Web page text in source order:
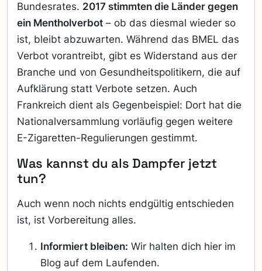
Bundesrates. 2017 stimmten die Länder gegen
ein Mentholverbot – ob das diesmal wieder so
ist, bleibt abzuwarten. Während das BMEL das
Verbot vorantreibt, gibt es Widerstand aus der
Branche und von Gesundheitspolitikern, die auf
Aufklärung statt Verbote setzen. Auch
Frankreich dient als Gegenbeispiel: Dort hat die
Nationalversammlung vorläufig gegen weitere
E-Zigaretten-Regulierungen gestimmt.
Was kannst du als Dampfer jetzt
tun?
Auch wenn noch nichts endgültig entschieden
ist, ist Vorbereitung alles.
Informiert bleiben: Wir halten dich hier im
Blog auf dem Laufenden.